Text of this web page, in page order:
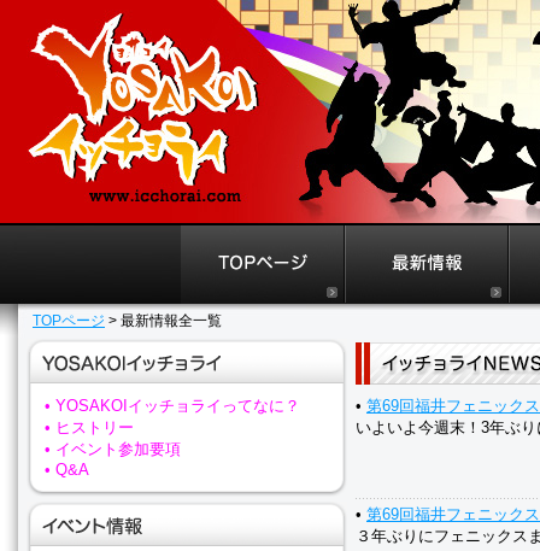
TOPページ > 最新情報全一覧
• 第69回福井フェニック
いよいよ今週末！3年ぶ
• 第69回福井フェニック
３年ぶりにフェニックス
• YOSAKOIイッチョライってなに？
• ヒストリー
• イベント参加要項
• Q&A